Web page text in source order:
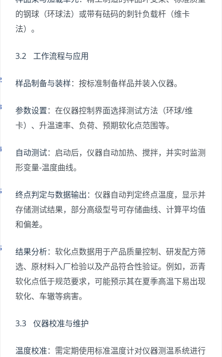
的钢球（环球法）或带有砝码的刺针负载杆（维卡
法）。
3.2 工作流程与应用
样品制备与装样：按标准制备样品并装入仪器。
参数设置：在仪器控制界面选择测试方法（环球/维
卡）、升温速率、负荷、预期软化点范围等。
自动测试：启动后，仪器自动加热、搅拌，并实时监测
形变量-温度曲线。
终点判定与数据输出：仪器自动判定终点温度，显示并
存储测试结果，部分高级型号可存储曲线、计算平均值
和偏差。
结果分析：软化点数据用于产品质量控制、研发配方筛
选、原材料入厂检验以及产品符合性验证。例如，沥青
软化点低于规范要求，可能预示其在夏季高温下易出现
软化、车辙等病害。
3.3 仪器校准与维护
温度校准：需定期使用标准温度计对仪器测温系统进行